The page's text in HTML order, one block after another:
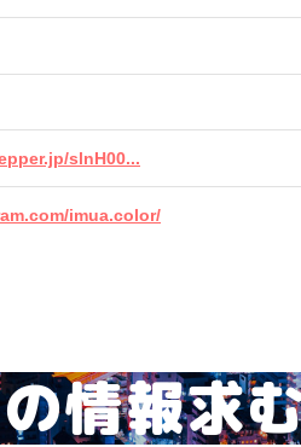
slnH00...
imua.color/